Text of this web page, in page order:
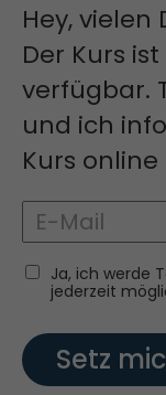
Hey, vielen
Der Kurs
verfügbar.
und ich
Kurs online
Ja, ich werde
jederzeit
Setz